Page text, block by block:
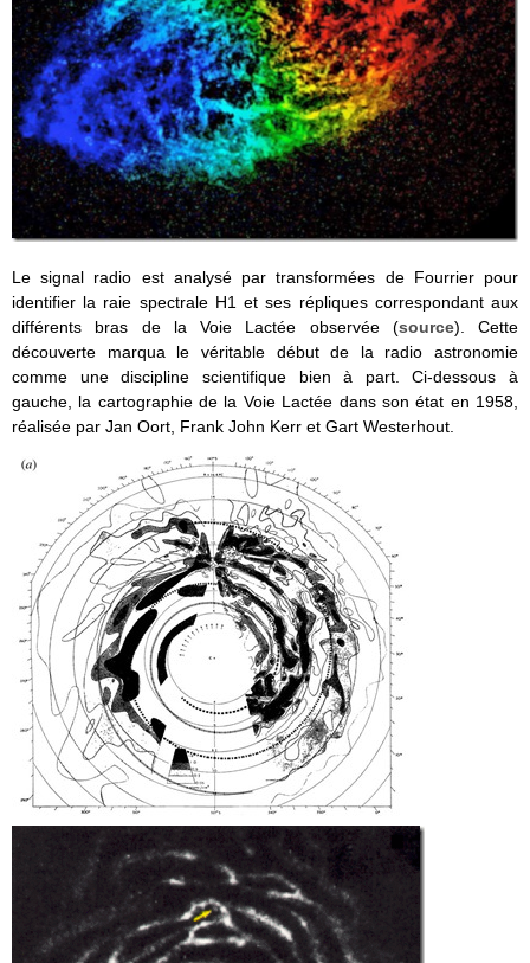
Le signal radio est analysé par transformées de Fourrier pour
identifier la raie spectrale H1 et ses répliques correspondant aux
différents bras de la Voie Lactée observée (source). Cette
découverte marqua le véritable début de la radio astronomie
comme une discipline scientifique bien à part. Ci-dessous à
gauche, la cartographie de la Voie Lactée dans son état en 1958,
réalisée par Jan Oort, Frank John Kerr et Gart Westerhout.